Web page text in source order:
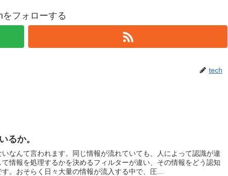
をフォローする
tech
るか。
なんて言われます。同じ情報が流れていても、人によって認識が違
情報を処理するかを決めるフィルターが違い、その情報をどう認知
。おそらく日々大量の情報が流入する中で、圧...